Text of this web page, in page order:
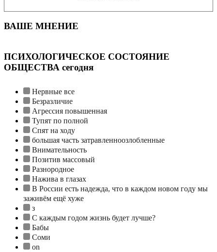
ВАШЕ МНЕНИЕ
ПСИХОЛОГИЧЕСКОЕ СОСТОЯНИЕ
ОБЩЕСТВА сегодня
Нервные все
Безразличие
Агрессия повышенная
Тупят по полной
Спят на ходу
большая часть затравленноозлобленные
Внимательность
Позитив массовый
Разнородное
Нажива в глазах
В России есть надежда, что в каждом новом году мы
заживём ещё хуже
з
С каждым годом жизнь будет лучше?
Бабы
Соми
on